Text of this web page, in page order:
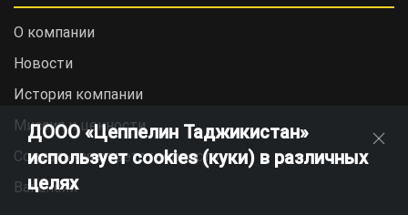
О компании
Новости
История компании
Миссия и ценности
Социальная ответственность
Вакансии
ДООО «Цеппелин Таджикистан»
использует cookies (куки) в различных
целях